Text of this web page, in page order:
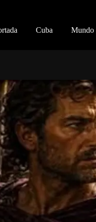
Cuba Mundo